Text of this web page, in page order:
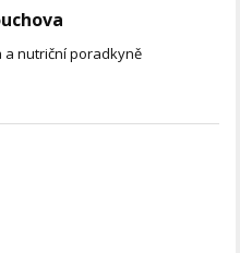
a nutriční poradkyně